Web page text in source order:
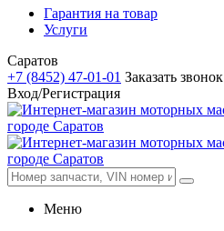
Гарантия на товар
Услуги
Саратов
+7 (8452) 47-01-01 Заказать звонок
Вход/Регистрация
Меню